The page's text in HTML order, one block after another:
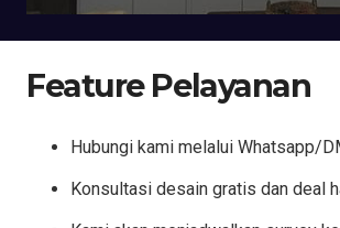
Feature Pelayanan
Hubungi kami melalui Whatsapp/
Konsultasi desain gratis dan deal